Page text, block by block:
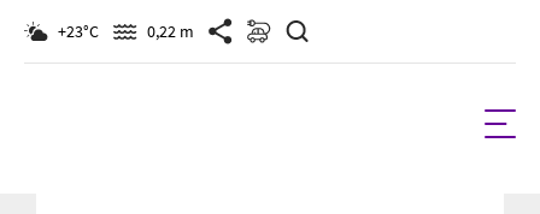
+23°C 0,22 m